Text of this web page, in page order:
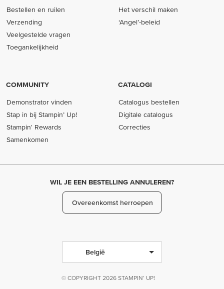
Bestellen en ruilen
Verzending
Veelgestelde vragen
Toegankelijkheid
Het verschil maken
‘Angel’-beleid
COMMUNITY
Demonstrator vinden
Stap in bij Stampin’ Up!
Stampin' Rewards
Samenkomen
CATALOGI
Catalogus bestellen
Digitale catalogus
Correcties
WIL JE EEN BESTELLING ANNULEREN?
Overeenkomst herroepen
België
© COPYRIGHT 2026 STAMPIN’ UP!